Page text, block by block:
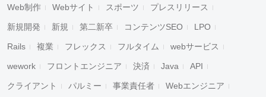
Web制作 Webサイト スポーツ プレスリリース
新規開発 新規 第二新卒 コンテンツSEO LPO
Rails 複業 フレックス フルタイム webサービス
wework フロントエンジニア 決済 Java API
クライアント パルミー 事業責任者 Webエンジニア